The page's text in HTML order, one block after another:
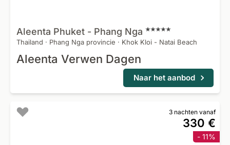
Aleenta Phuket - Phang Nga
Thailand · Phang Nga provincie · Khok Kloi - Natai Beach
Aleenta Verwen Dagen
Naar het aanbod
3 nachten vanaf
330 €
- 11%